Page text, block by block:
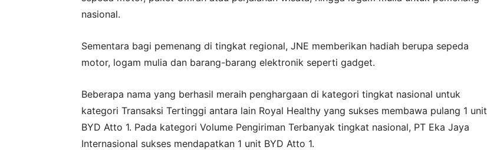
nasional.
Sementara bagi pemenang di tingkat regional, JNE memberikan hadiah berupa sepeda
motor, logam mulia dan barang-barang elektronik seperti gadget.
Beberapa nama yang berhasil meraih penghargaan di kategori tingkat nasional untuk
kategori Transaksi Tertinggi antara lain Royal Healthy yang sukses membawa pulang 1 unit
BYD Atto 1. Pada kategori Volume Pengiriman Terbanyak tingkat nasional, PT Eka Jaya
Internasional sukses mendapatkan 1 unit BYD Atto 1.